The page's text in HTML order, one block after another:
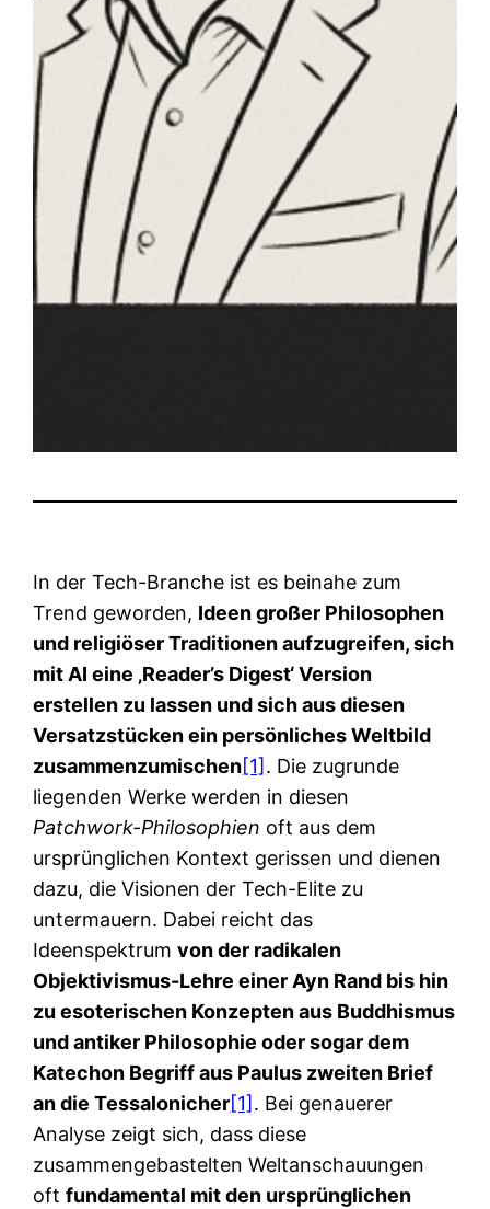
In der Tech-Branche ist es beinahe zum
Trend geworden, Ideen großer Philosophen
und religiöser Traditionen aufzugreifen, sich
mit AI eine ‚Reader’s Digest‘ Version
erstellen zu lassen und sich aus diesen
Versatzstücken ein persönliches Weltbild
zusammenzumischen[1] . Die zugrunde
liegenden Werke werden in diesen
Patchwork-Philosophien oft aus dem
ursprünglichen Kontext gerissen und dienen
dazu, die Visionen der Tech-Elite zu
untermauern. Dabei reicht das
Ideenspektrumvon der radikalen
Objektivismus-Lehre einer Ayn Rand bis hin
zu esoterischen Konzepten aus Buddhismus
und antiker Philosophie oder sogar dem
Katechon Begriff aus Paulus zweiten Brief
an die Tessalonicher[1] . Bei genauerer
Analyse zeigt sich, dass diese
zusammengebastelten Weltanschauungen
oftfundamental mit den ursprünglichen